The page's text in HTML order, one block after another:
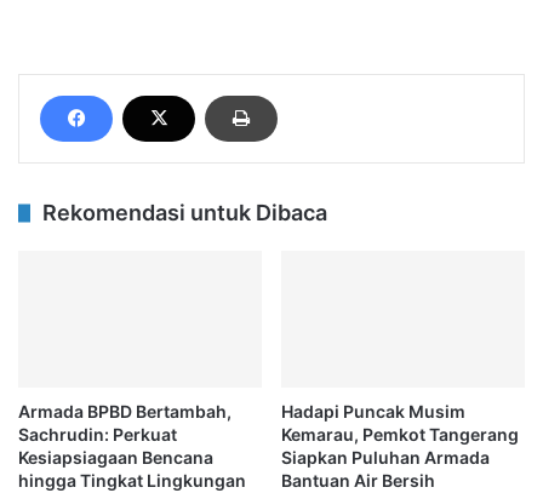
Rekomendasi untuk Dibaca
Armada BPBD Bertambah,
Sachrudin: Perkuat
Kesiapsiagaan Bencana
hingga Tingkat Lingkungan
Hadapi Puncak Musim
Kemarau, Pemkot Tangerang
Siapkan Puluhan Armada
Bantuan Air Bersih